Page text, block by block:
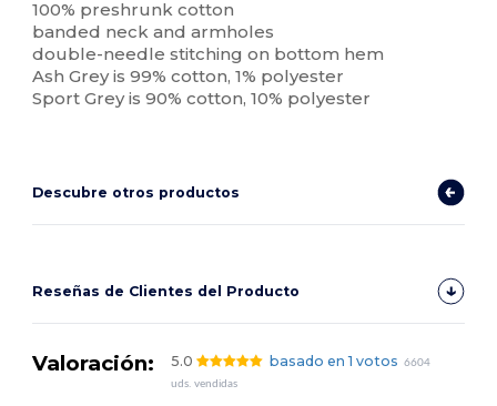
100% preshrunk cotton
banded neck and armholes
double-needle stitching on bottom hem
Ash Grey is 99% cotton, 1% polyester
Sport Grey is 90% cotton, 10% polyester
Descubre otros productos
Reseñas de Clientes del Producto
Valoración: 5.0 basado en 1 votos
6604
uds. vendidas